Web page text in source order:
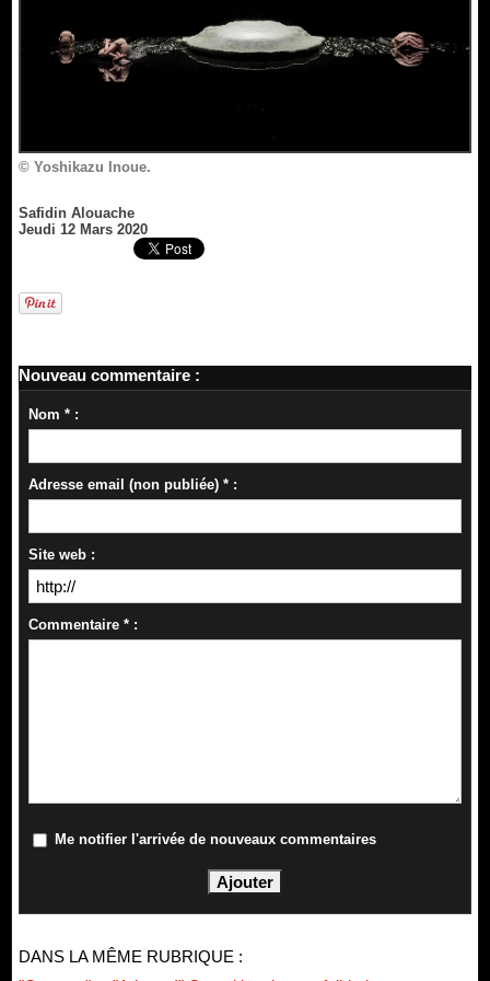
© Yoshikazu Inoue.
Safidin Alouache
Jeudi 12 Mars 2020
Nouveau commentaire :
Nom * :
Adresse email (non publiée) * :
Site web :
Commentaire * :
Me notifier l'arrivée de nouveaux commentaires
DANS LA MÊME RUBRIQUE :